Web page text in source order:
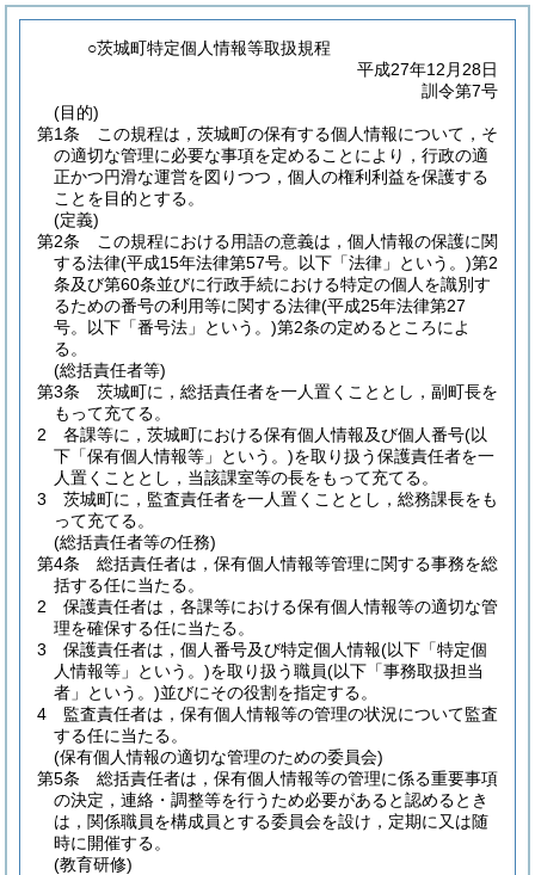
○茨城町特定個人情報等取扱規程
平成27年12月28日
訓令第7号
(目的)
第1条
この規程は，茨城町の保有する個人情報について，そ
の適切な管理に必要な事項を定めることにより，行政の適
正かつ円滑な運営を図りつつ，個人の権利利益を保護する
ことを目的とする。
(定義)
第2条
この規程における用語の意義は，個人情報の保護に関
する法律(平成15年法律第57号。以下「法律」という。)第2
条及び第60条並びに行政手続における特定の個人を識別す
るための番号の利用等に関する法律(平成25年法律第27
号。以下「番号法」という。)第2条の定めるところによ
る。
(総括責任者等)
第3条
茨城町に，総括責任者を一人置くこととし，副町長を
もって充てる。
2
各課等に，茨城町における保有個人情報及び個人番号(以
下「保有個人情報等」という。)を取り扱う保護責任者を一
人置くこととし，当該課室等の長をもって充てる。
3
茨城町に，監査責任者を一人置くこととし，総務課長をも
って充てる。
(総括責任者等の任務)
第4条
総括責任者は，保有個人情報等管理に関する事務を総
括する任に当たる。
2
保護責任者は，各課等における保有個人情報等の適切な管
理を確保する任に当たる。
3
保護責任者は，個人番号及び特定個人情報(以下「特定個
人情報等」という。)を取り扱う職員(以下「事務取扱担当
者」という。)並びにその役割を指定する。
4
監査責任者は，保有個人情報等の管理の状況について監査
する任に当たる。
(保有個人情報の適切な管理のための委員会)
第5条
総括責任者は，保有個人情報等の管理に係る重要事項
の決定，連絡・調整等を行うため必要があると認めるとき
は，関係職員を構成員とする委員会を設け，定期に又は随
時に開催する。
(教育研修)